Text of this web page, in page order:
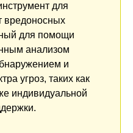
для
вредоносных
для помощи
анализом
и
угроз, таких как
индивидуальной